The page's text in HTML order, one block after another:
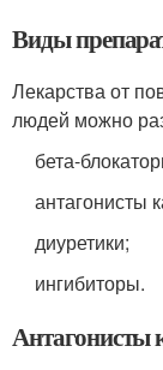
Виды
Лекарства от
людей можно
бета-
антагонисты
диуретики;
ингибиторы.
Антагонисты